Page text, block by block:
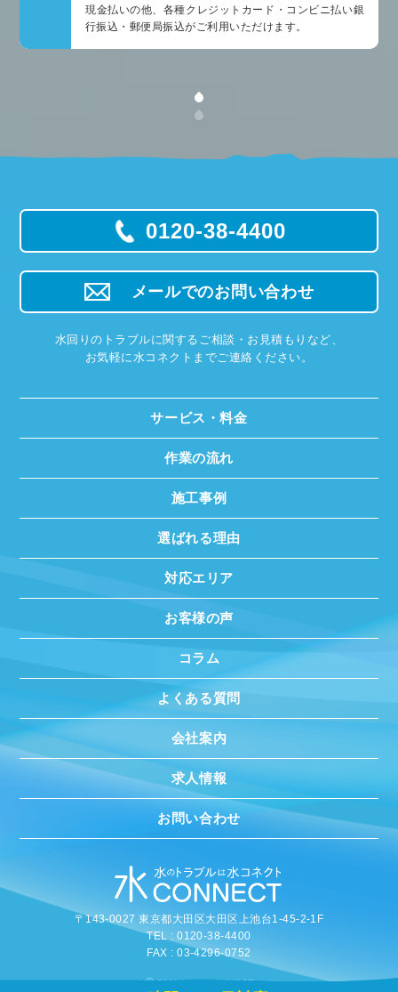
現金払いの他、各種クレジットカード・コンビニ払い銀
行振込・郵便局振込がご利用いただけます。
0120-38-4400
メールでのお問い合わせ
水回りのトラブルに関するご相談・お見積もりなど、
お気軽に水コネクトまでご連絡ください。
サービス・料金
作業の流れ
施工事例
選ばれる理由
対応エリア
お客様の声
コラム
よくある質問
会社案内
求人情報
お問い合わせ
〒143-0027 東京都大田区大田区上池台1-45-2-1F
TEL : 0120-38-4400
FAX : 03-4296-0752
© 2020 MIZUCONNECT